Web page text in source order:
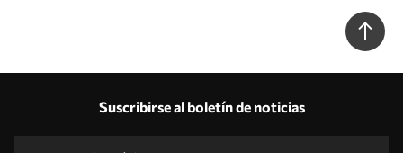
Suscribirse al boletín de noticias